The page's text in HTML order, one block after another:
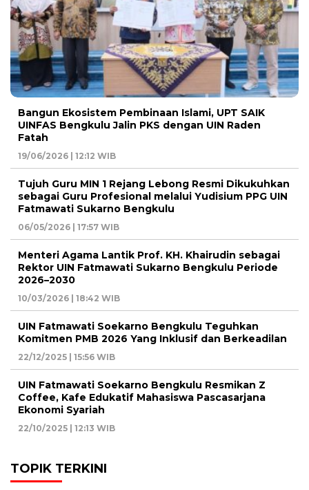
Bangun Ekosistem Pembinaan Islami, UPT SAIK
UINFAS Bengkulu Jalin PKS dengan UIN Raden
Fatah
19/06/2026 | 12:12 WIB
Tujuh Guru MIN 1 Rejang Lebong Resmi Dikukuhkan
sebagai Guru Profesional melalui Yudisium PPG UIN
Fatmawati Sukarno Bengkulu
06/05/2026 | 17:57 WIB
Menteri Agama Lantik Prof. KH. Khairudin sebagai
Rektor UIN Fatmawati Sukarno Bengkulu Periode
2026–2030
10/03/2026 | 18:42 WIB
UIN Fatmawati Soekarno Bengkulu Teguhkan
Komitmen PMB 2026 Yang Inklusif dan Berkeadilan
22/12/2025 | 15:56 WIB
UIN Fatmawati Soekarno Bengkulu Resmikan Z
Coffee, Kafe Edukatif Mahasiswa Pascasarjana
Ekonomi Syariah
22/10/2025 | 12:13 WIB
TOPIK TERKINI